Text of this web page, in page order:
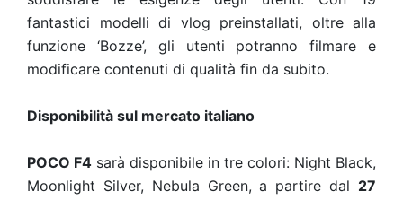
fantastici modelli di vlog preinstallati, oltre alla
funzione ‘Bozze’, gli utenti potranno filmare e
modificare contenuti di qualità fin da subito.
Disponibilità sul mercato italiano
POCO F4 sarà disponibile in tre colori: Night Black,
Moonlight Silver, Nebula Green, a partire dal 27